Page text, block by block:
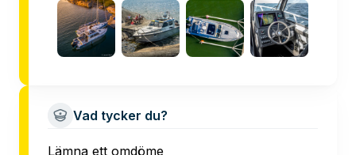
Vad tycker du?
Lämna ett omdöme